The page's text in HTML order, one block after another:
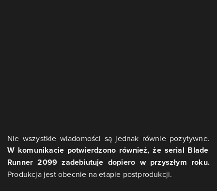
Nie wszystkie wiadomości są jednak równie pozytywne.
W komunikacie potwierdzono również, że serial Blade
Runner 2099 zadebiutuje dopiero w przyszłym roku.
Produkcja jest obecnie na etapie postprodukcji.